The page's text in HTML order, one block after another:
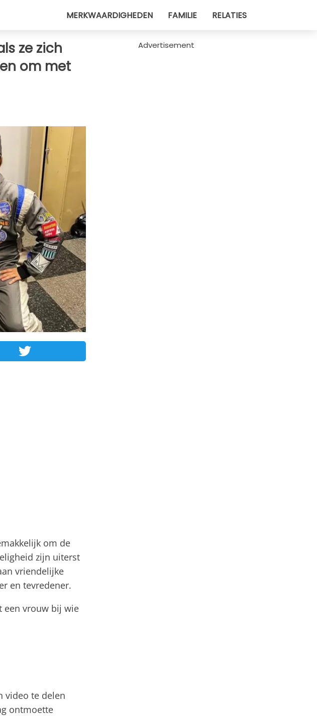
MERKWAARDIGHEDEN FAMILIE RELATIES
ze zich
om met
om de
zijn uiterst
vriendelijke
en tevredener.
een vrouw bij wie
video te delen
ontmoette
Advertisement